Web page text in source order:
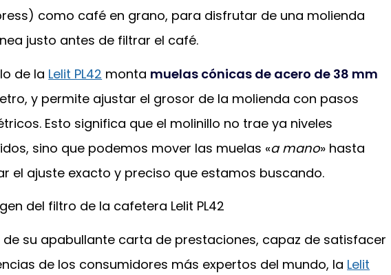
como café en grano, para disfrutar de una molienda
justo antes de filtrar el café.
de la Lelit PL42 monta muelas cónicas de acero de 38 mm
y permite ajustar el grosor de la molienda con pasos
Esto significa que el molinillo no trae ya niveles
sino que podemos mover las muelas «a mano» hasta
el ajuste exacto y preciso que estamos buscando.
de su apabullante carta de prestaciones, capaz de satisfacer
de los consumidores más expertos del mundo, la Lelit